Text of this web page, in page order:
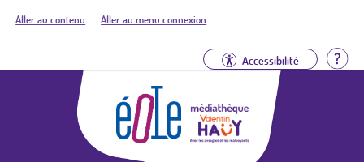
Aller au contenu Aller au menu connexion
Accessibilité